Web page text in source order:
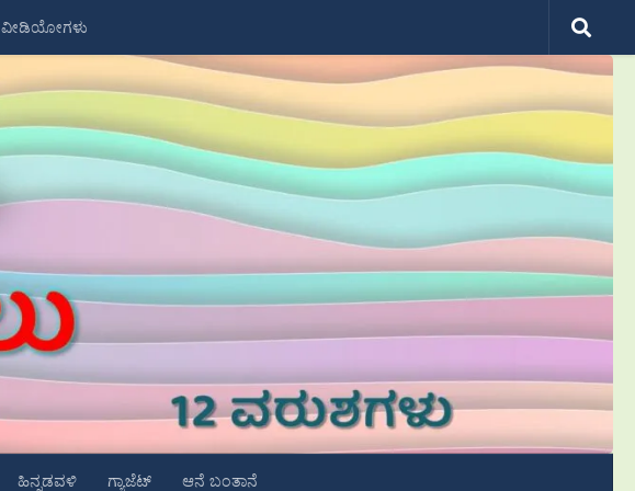
ವೀಡಿಯೋಗಳು
ಹಿನ್ನಡವಳಿ ಗ್ಯಾಜೆಟ್ ಆನೆ ಬಂತಾನೆ